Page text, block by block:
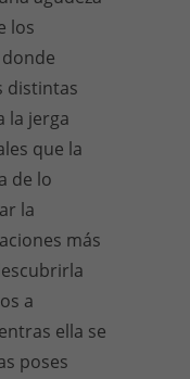
los
distintas
la jerga
que la
de lo
la
más
a
ella se
poses